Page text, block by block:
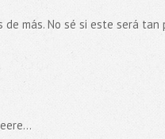
más. No sé si este será tan